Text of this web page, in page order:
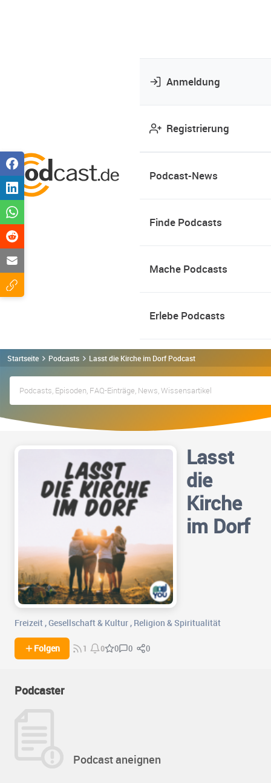
Anmeldung
Registrierung
Podcast-News
Finde Podcasts
Mache Podcasts
Erlebe Podcasts
Startseite Podcasts Lasst die Kirche im Dorf Podcast
Lasst
die
Kirche
im Dorf
Freizeit ,Gesellschaft & Kultur , Religion & Spiritualität
Folgen 1 0 0 0 0
Podcaster
Podcast aneignen